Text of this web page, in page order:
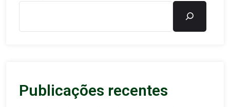
Publicações recentes